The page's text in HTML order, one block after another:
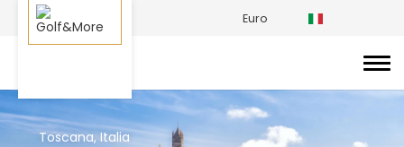
Euro
Toscana, Italia